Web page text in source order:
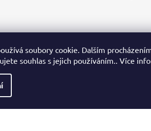
soubory cookie. Dalším
souhlas s jejich používáním.. Více
Sledovat na Instagramu